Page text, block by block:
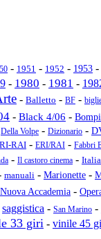
- 1951 - 1952 - 1953 -
- 1980 - 1981 -
- Balletto - BF -
- Black 4/06 -
Della Volpe - Dizionario -
RAI - ERI/RAI - Fabbri
- Il castoro cinema - Italia
manuali - Marionette -
Nuova Accademia -
saggistica - San Marino -
33 giri - vinile 45